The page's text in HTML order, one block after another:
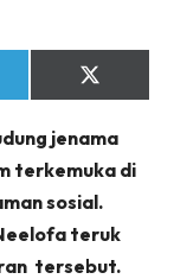
Share
on
(Twitter)
jenama
terkemuka di
sosial.
teruk
tersebut.